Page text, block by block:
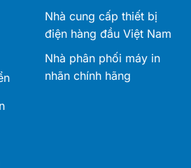
Nhà cung cấp thiết bị
điện hàng đầu Việt Nam
Nhà phân phối máy in
nhãn chính hãng